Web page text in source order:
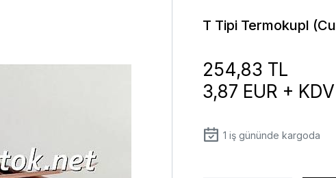
T Tipi Termokupl
3,87 EUR + KDV
254,83 TL
1 iş gününde kargoda